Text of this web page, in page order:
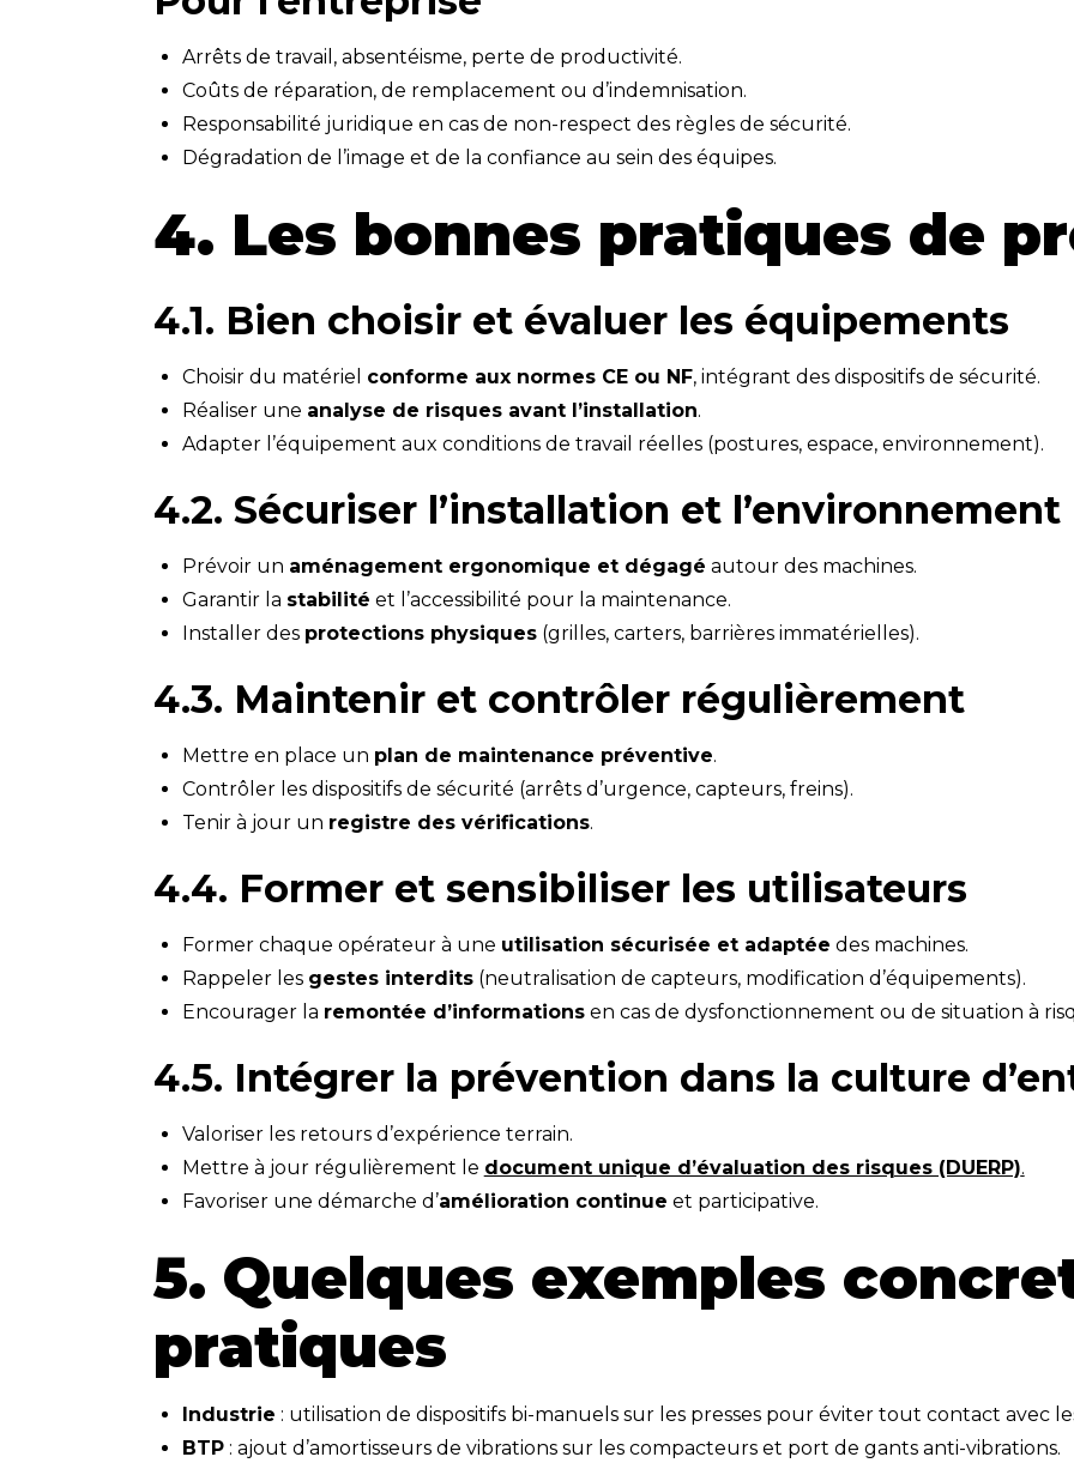
Arrêts de travail, absentéisme, perte de productivité.
Coûts de réparation, de remplacement ou d’indemnisation.
Responsabilité juridique en cas de non-respect des règles de sécurité.
Dégradation de l’image et de la confiance au sein des équipes.
4. Les bonnes pratiques de
4.1. Bien choisir et évaluer les équipements
Choisir du matériel conforme aux normes CE ou NF, intégrant des dispositifs de sécurité.
Réaliser une analyse de risques avant l’installation.
Adapter l’équipement aux conditions de travail réelles (postures, espace, environnement).
4.2. Sécuriser l’installation et l’environnement
Prévoir un aménagement ergonomique et dégagé autour des machines.
Garantir la stabilité et l’accessibilité pour la maintenance.
Installer des protections physiques(grilles, carters, barrières immatérielles).
4.3. Maintenir et contrôler régulièrement
Mettre en place un plan de maintenance préventive.
Contrôler les dispositifs de sécurité (arrêts d’urgence, capteurs, freins).
Tenir à jour un registre des vérifications.
4.4. Former et sensibiliser les utilisateurs
Former chaque opérateur à une utilisation sécurisée et adaptée des machines.
Rappeler les gestes interdits(neutralisation de capteurs, modification d’équipements).
Encourager la remontée d’informationsen cas de dysfonctionnement ou de situation à
4.5. Intégrer la prévention dans la culture
Valoriser les retours d’expérience terrain.
Mettre à jour régulièrement le document unique d’évaluation des risques (DUERP).
Favoriser une démarche d’amélioration continue et participative.
5. Quelques exemples
pratiques
Industrie : utilisation de dispositifs bi-manuels sur les presses pour éviter tout contact avec
BTP: ajout d’amortisseurs de vibrations sur les compacteurs et port de gants anti-vibrations.